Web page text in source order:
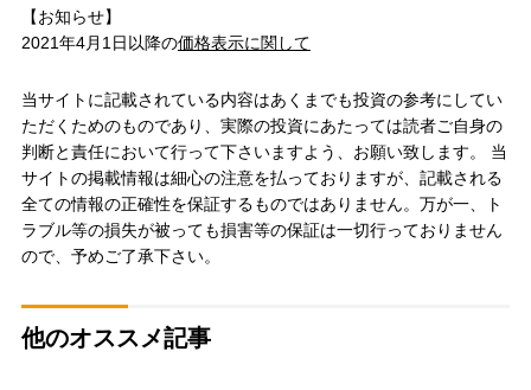
【お知らせ】
2021年4月1日以降の価格表示に関して
当サイトに記載されている内容はあくまでも投資の参考にしてい
ただくためのものであり、実際の投資にあたっては読者ご自身の
判断と責任において行って下さいますよう、お願い致します。 当
サイトの掲載情報は細心の注意を払っておりますが、記載される
全ての情報の正確性を保証するものではありません。万が一、ト
ラブル等の損失が被っても損害等の保証は一切行っておりません
ので、予めご了承下さい。
他のオススメ記事